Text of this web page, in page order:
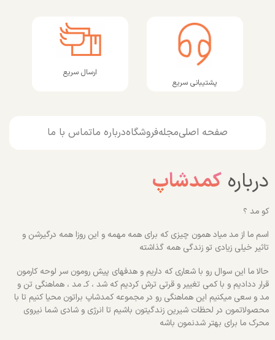
پشتیبانی سریع
ارسال سریع
صفحه اصلیمجلهفروشگاهدرباره ماتماس با ما
درباره کمدشاپ
کو مد ؟
اسم ما از مد میاد همون چیزی که برای همه مهمه و این روزا همه درگیرشن و
تاثیر خیلی زیادی تو زندگی همه گذاشته
حالا ما این سوال رو با شعاری که داریم و هدفهای پیش رومون سر لوحه کارمون
قرار ددادیم و با کمی تغییر و قرتی ترش کردیم که شد ، کـ مد ، هماهنگی تن و
مد و سعی میکنیم این هماهنگی رو در مجموعه کمدشاپ براتون محیا کنیم تا با
محصولاتمون در لحظات شیرین زندگیتون باشیم تا انرژی و شادی شما نیروی
محرک ما برای بهتر شدنمون باشه